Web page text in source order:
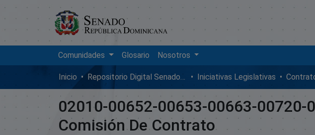
Comunidades Glosario Nosotros
Inicio Repositorio Digital SenadoRD Iniciativas Legislativas
02010-00652-00653-00663-00720-
Comisión De Contrato